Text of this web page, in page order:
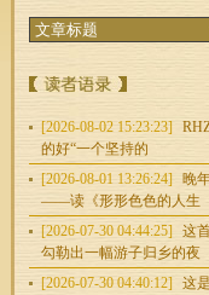
[2026-08-02 15:23:23]
的好“一个坚持的
[2026-08-01 13:26:24]
晚
——读《形形色色的人生
[2026-07-30 04:44:25]
这
勾勒出一幅游子归乡的夜
[2026-07-30 04:40:12]
这